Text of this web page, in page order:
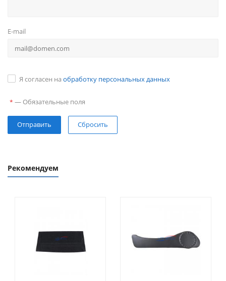
E-mail
Я согласен на обработку персональных данных
* — Обязательные поля
Сбросить
Рекомендуем